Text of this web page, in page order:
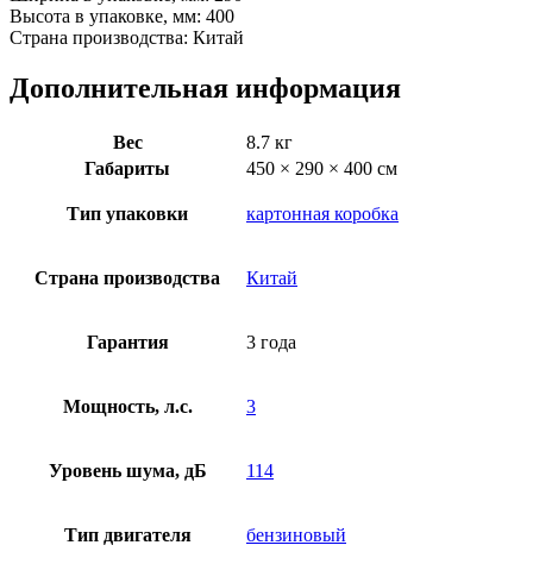
Высота в упаковке, мм: 400
Страна производства: Китай
Дополнительная информация
Вес
8.7 кг
Габариты
450 × 290 × 400 см
Тип упаковки картонная коробка
Страна производства Китай
Гарантия 3 года
Мощность, л.с. 3
Уровень шума, дБ 114
Тип двигателя бензиновый